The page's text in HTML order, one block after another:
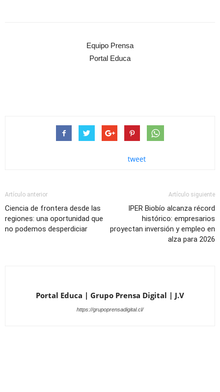
Equipo Prensa
Portal Educa
tweet
Artículo anterior
Ciencia de frontera desde las
regiones: una oportunidad que
no podemos desperdiciar
Artículo siguiente
IPER Biobío alcanza récord
histórico: empresarios
proyectan inversión y empleo en
alza para 2026
Portal Educa | Grupo Prensa Digital | J.V
https://grupoprensadigital.cl/